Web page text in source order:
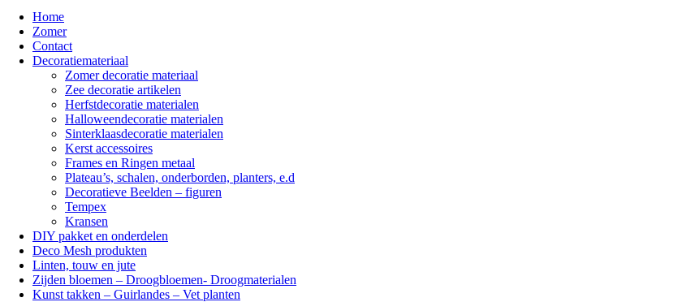
Home
Zomer
Contact
Decoratiemateriaal
Zomer decoratie materiaal
Zee decoratie artikelen
Herfstdecoratie materialen
Halloweendecoratie materialen
Sinterklaasdecoratie materialen
Kerst accessoires
Frames en Ringen metaal
Plateau’s, schalen, onderborden, planters, e.d
Decoratieve Beelden – figuren
Tempex
Kransen
DIY pakket en onderdelen
Deco Mesh produkten
Linten, touw en jute
Zijden bloemen – Droogbloemen- Droogmaterialen
Kunst takken – Guirlandes – Vet planten